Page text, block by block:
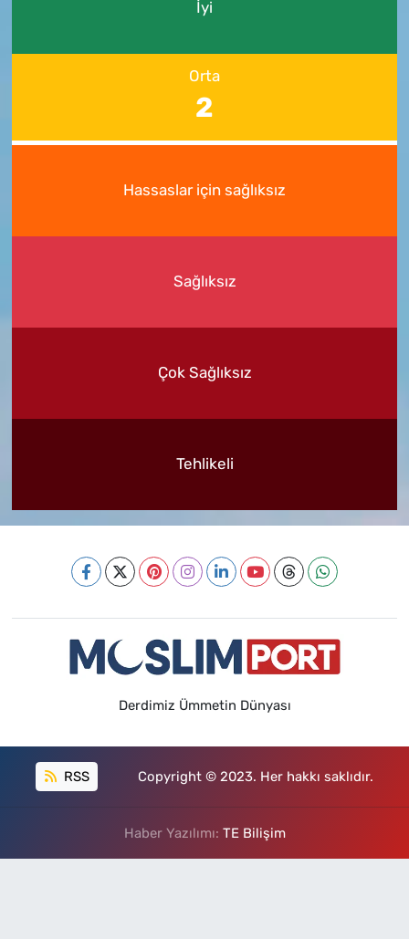
İyi
Orta
2
Hassaslar için sağlıksız
Sağlıksız
Çok Sağlıksız
Tehlikeli
Derdimiz Ümmetin Dünyası
RSS Copyright © 2023. Her hakkı saklıdır.
Haber Yazılımı: TE Bilişim